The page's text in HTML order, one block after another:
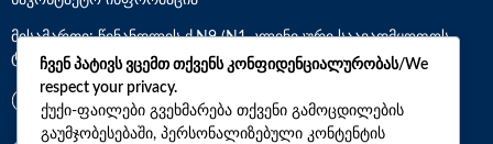
მისამართი: წინანდლის ქ.N9 (N1 კლინიკური საავადმყოფოს
ტერიტორია)
*7770
ჩვენ პატივს ვცემთ თქვენს კონფიდენციალურობას/We
respect your privacy.
ქუქი-ფაილები გვეხმარება თქვენი გამოცდილების
გაუმჯობესებაში, პერსონალიზებული კონტენტის